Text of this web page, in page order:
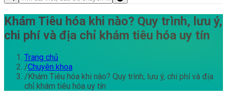
Khám Tiêu hóa khi nào? Quy trình, lưu ý,
chi phí và địa chỉ khám tiêu hóa uy tín
Trang chủ
/Chuyên khoa
/Khám Tiêu hóa khi nào? Quy trình, lưu ý, chi phí và địa
chỉ khám tiêu hóa uy tín